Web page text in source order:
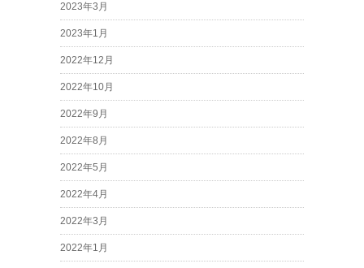
2023年3月
2023年1月
2022年12月
2022年10月
2022年9月
2022年8月
2022年5月
2022年4月
2022年3月
2022年1月